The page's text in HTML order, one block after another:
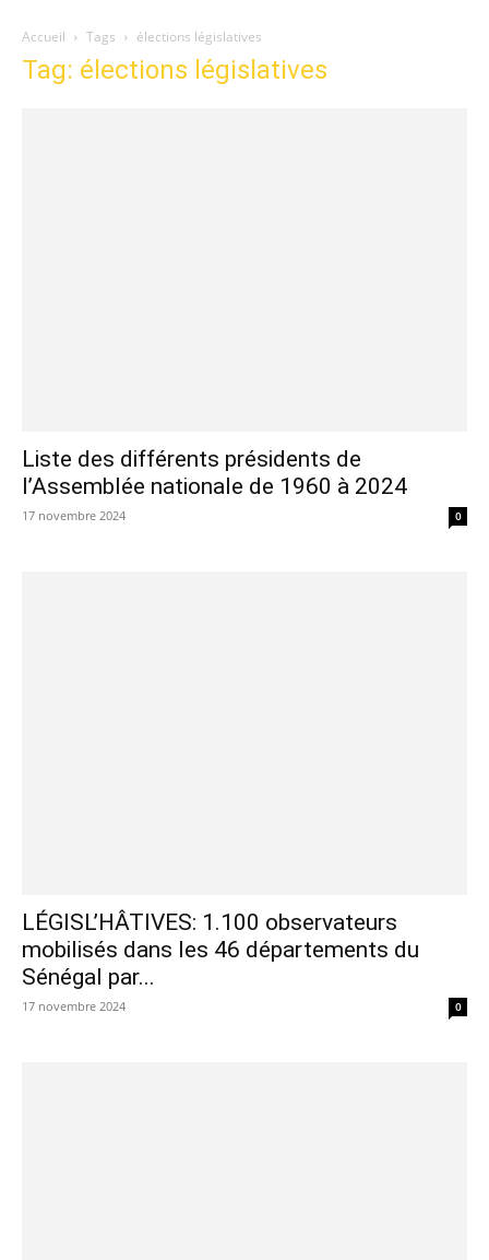
Accueil Tags élections législatives
Tag: élections législatives
Liste des différents présidents de
l’Assemblée nationale de 1960 à 2024
17 novembre 2024 0
LÉGISL’HÂTIVES: 1.100 observateurs
mobilisés dans les 46 départements du
Sénégal par...
17 novembre 2024 0